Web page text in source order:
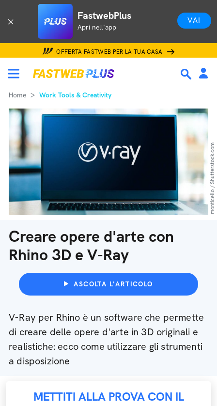
FastwebPlus
Apri nell'app
VAI
OFFERTA FASTWEB PER LA TUA CASA
Home Work Tools & Creativity
Creare opere d'arte con
Rhino 3D e V-Ray
ASCOLTA L'ARTICOLO
V-Ray per Rhino è un software che permette
di creare delle opere d'arte in 3D originali e
realistiche: ecco come utilizzare gli strumenti
a disposizione
monticello / Shutterstock.com
METTITI ALLA PROVA CON IL